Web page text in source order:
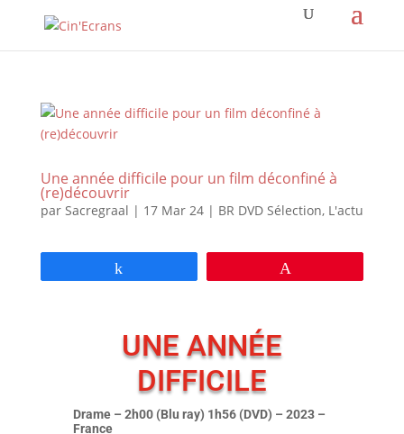
Une année difficile pour un film déconfiné à
(re)découvrir
par Sacregraal | 17 Mar 24| BR DVD Sélection, L'actu
UNE ANNÉE
DIFFICILE
Drame – 2h00 (Blu ray) 1h56 (DVD) – 2023 –
France